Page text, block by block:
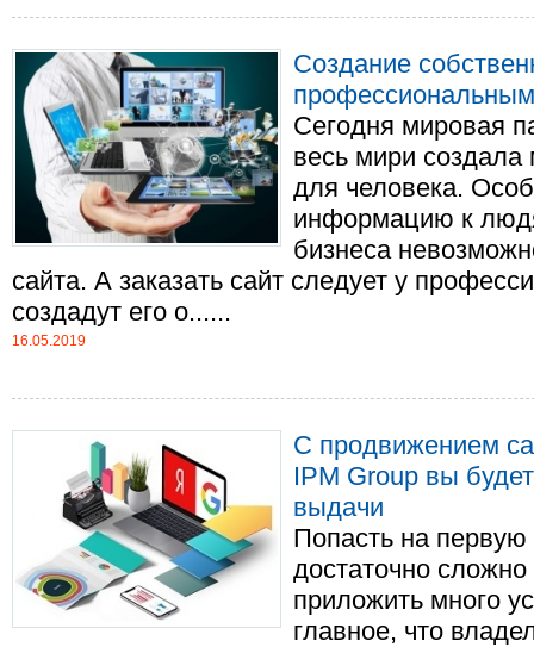
Создание
Сегодня мировая
весь мири
для человека.
информацию к
бизнеса
сайта. А заказать сайт следует у
создадут его о......
16.05.2019
С продвижением
IPM Group вы
выдачи
Попасть на первую
достаточно
приложить много
главное, что